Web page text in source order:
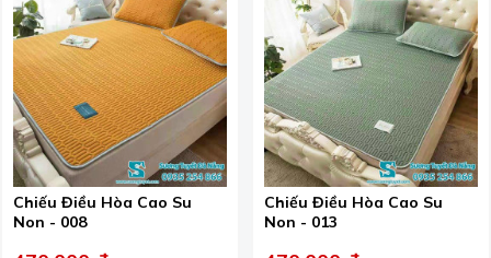
Chiếu Điều Hòa Cao Su
Non - 008
Chiếu Điều Hòa Cao Su
Non - 013